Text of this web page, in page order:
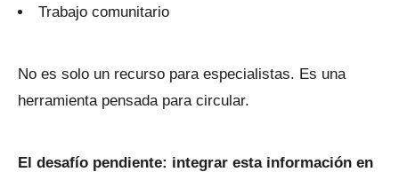
Trabajo comunitario
No es solo un recurso para especialistas. Es una
herramienta pensada para circular.
El desafío pendiente: integrar esta información en